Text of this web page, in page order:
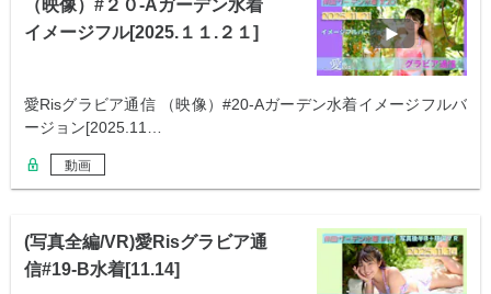
（映像）#２０-Aガーデン水着
イメージフル[2025.１１.２１]
愛Risグラビア通信 （映像）#20-Aガーデン水着イメージフルバ
ージョン[2025.11…
動画
(写真全編/VR)愛Risグラビア通
信#19-B水着[11.14]